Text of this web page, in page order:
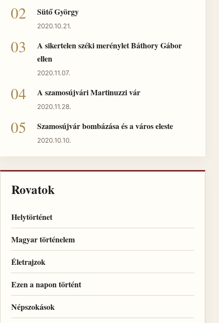
Sütő György
2020.10.21.
A sikertelen széki merénylet Báthory Gábor
ellen
2020.11.07.
A szamosújvári Martinuzzi vár
2020.11.28.
Szamosújvár bombázása és a város eleste
2020.10.10.
Rovatok
Helytörténet
Magyar történelem
Életrajzok
Ezen a napon történt
Népszokások